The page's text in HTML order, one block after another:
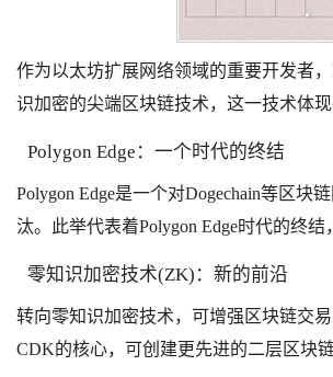
作为以太坊扩展网络领域的重要开发者
识加密的尖端区块链技术，这一技术体
Polygon Edge：一个时代的终结
Polygon Edge是一个对Dogechain等区
汰。此举代表着Polygon Edge时代的终
零知识加密技术(ZK)：新的前沿
转向零知识加密技术，可增强区块链交
CDK的核心，可创建更先进的二层区块